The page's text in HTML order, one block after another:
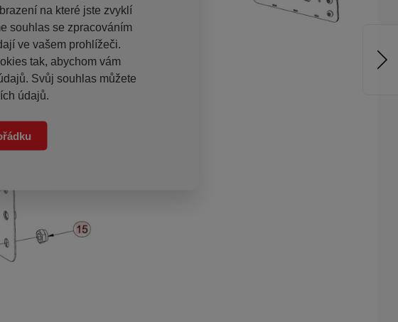
na které jste zvyklí
souhlas se zpracováním
ve vašem prohlížeči.
tak, abychom vám
Svůj souhlas můžete
údajů.